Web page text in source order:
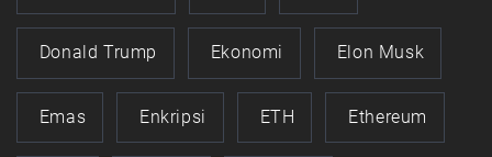
Donald Trump Ekonomi Elon Musk
Emas Enkripsi ETH Ethereum